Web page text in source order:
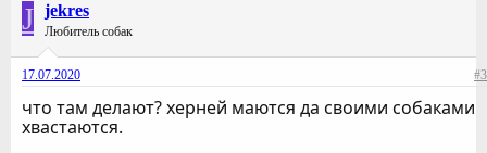
J jekres
Любитель собак
17.07.2020 #3
что там делают? херней маются да своими собаками
хвастаются.